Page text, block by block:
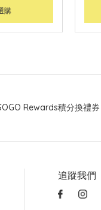
購
Rewards積分換禮券
追蹤我們